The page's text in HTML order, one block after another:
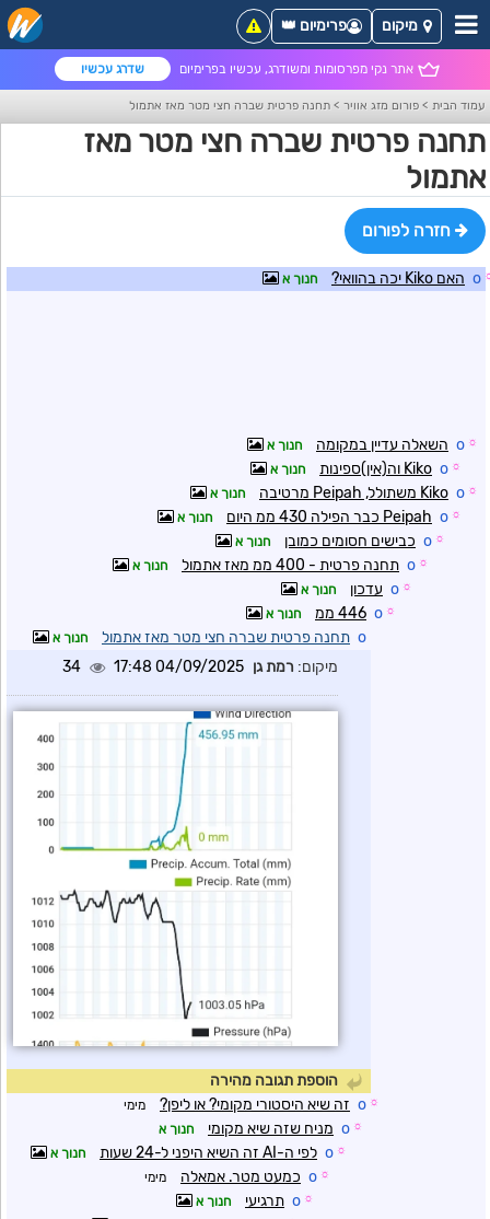
אתר נקי מפרסומות ומשודרג, עכשיו בפרימיום שדרג עכשיו
מיקום פרימיום 👑
עמוד הבית > פורום מזג אוויר > תחנה פרטית שברה חצי מטר מאז אתמול
תחנה פרטית שברה חצי מטר מאז
אתמול
חזרה לפורום
o האם Kiko יכה בהוואי? חנוך א
☼
o השאלה עדיין במקומה חנוך א
☼
o Kiko וה(אין)ספינות חנוך א
☼
o Kiko משתולל, Peipah מרטיבה חנוך א
☼
o Peipah כבר הפילה 430 ממ היום חנוך א
☼
o כבישים חסומים כמובן חנוך א
☼
o תחנה פרטית - 400 ממ מאז אתמול חנוך א
☼
o עדכון חנוך א
☼
o 446 ממ חנוך א
o תחנה פרטית שברה חצי מטר מאז אתמול חנוך א
מיקום: רמת גן 04/09/2025 17:48
34
הוספת תגובה מהירה
☼
o זה שיא היסטורי מקומי? או ליפן? מימי
☼
o מניח שזה שיא מקומי חנוך א
☼
o לפי ה-AI זה השיא היפני ל-24 שעות חנוך א
☼
o כמעט מטר. אמאלה מימי
☼
o תרגיעי חנוך א